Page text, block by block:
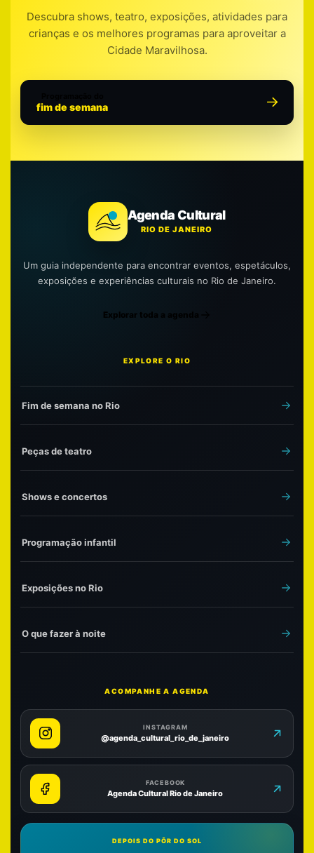
Descubra shows, teatro, exposições, atividades para
crianças e os melhores programas para aproveitar a
Cidade Maravilhosa.
fim de semana
Agenda Cultural
RIO DE JANEIRO
Um guia independente para encontrar eventos, espetáculos,
exposições e experiências culturais no Rio de Janeiro.
Explorar toda a agenda
EXPLORE O RIO
Fim de semana no Rio
Peças de teatro
Shows e concertos
Programação infantil
Exposições no Rio
O que fazer à noite
ACOMPANHE A AGENDA
INSTAGRAM
@agenda_cultural_rio_de_janeiro
FACEBOOK
Agenda Cultural Rio de Janeiro
DEPOIS DO PÔR DO SOL